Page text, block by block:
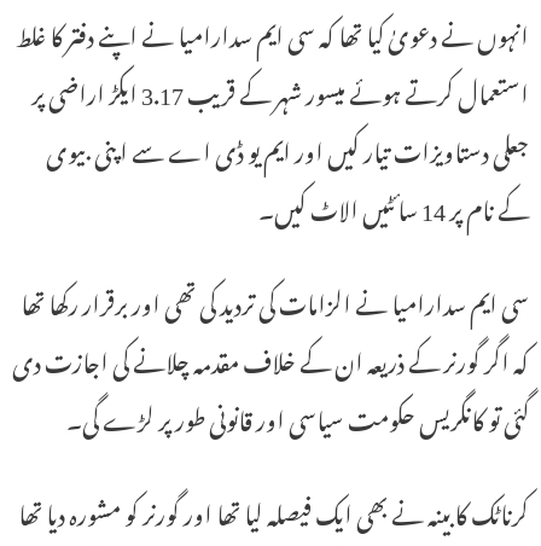
انہوں نے دعویٰ کیا تھا کہ سی ایم سدارامیا نے اپنے دفتر کا غلط
استعمال کرتے ہوئے میسور شہر کے قریب 3.17 ایکڑ اراضی پر
جعلی دستاویزات تیار کیں اور ایم یو ڈی اے سے اپنی بیوی
کے نام پر 14 سائٹیں الاٹ کیں۔
سی ایم سدارامیا نے الزامات کی تردید کی تھی اور برقرار رکھا تھا
کہ اگر گورنر کے ذریعہ ان کے خلاف مقدمہ چلانے کی اجازت دی
گئی تو کانگریس حکومت سیاسی اور قانونی طور پر لڑے گی۔
کرناٹک کابینہ نے بھی ایک فیصلہ لیا تھا اور گورنر کو مشورہ دیا تھا